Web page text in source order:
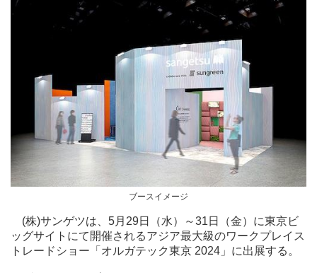
ブースイメージ
(株)サンゲツは、5月29日（水）～31日（金）に東京ビ
ッグサイトにて開催されるアジア最大級のワークプレイス
トレードショー「オルガテック東京 2024」に出展する。